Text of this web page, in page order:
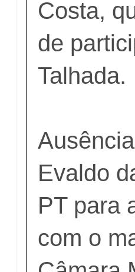
Costa,
de
Talhada.
Evaldo
PT para
com o